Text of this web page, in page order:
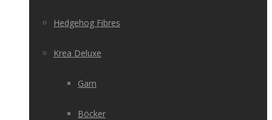
Hedgehog Fibres
Krea Deluxe
Garn
Böcker